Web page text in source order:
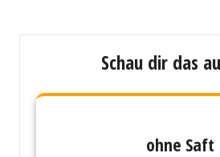
Schau dir das
ohne Saft